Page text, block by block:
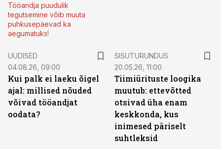
Tööandja puudulik
tegutsemine võib muuta
puhkusepäevad ka
aegumatuks!
UUDISED
04.08.26, 09:00
Kui palk ei laeku õigel
ajal: millised nõuded
võivad tööandjat
oodata?
SISUTURUNDUS
20.05.26, 11:00
Tiimiürituste loogika
muutub: ettevõtted
otsivad üha enam
keskkonda, kus
inimesed päriselt
suhtleksid